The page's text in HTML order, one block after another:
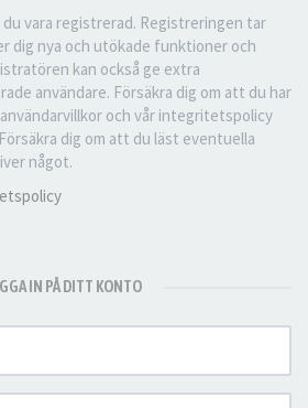
vara registrerad. Registreringen tar
dig nya och utökade funktioner och
kan också ge extra
användare. Försäkra dig om att du har
och vår integritetspolicy
dig om att du läst eventuella
något.
IN PÅ DITT KONTO